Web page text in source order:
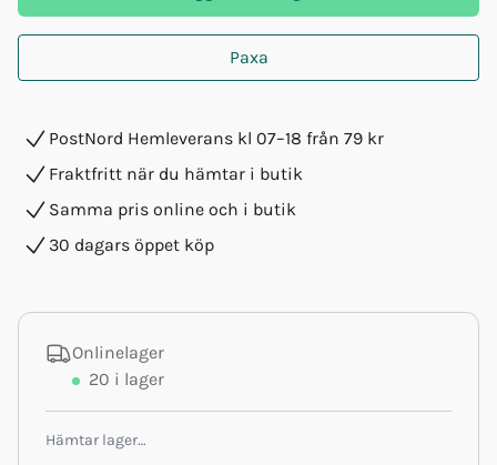
Paxa
PostNord Hemleverans kl 07–18 från 79 kr
Fraktfritt när du hämtar i butik
Samma pris online och i butik
30 dagars öppet köp
Onlinelager
20 i lager
Hämtar lager…